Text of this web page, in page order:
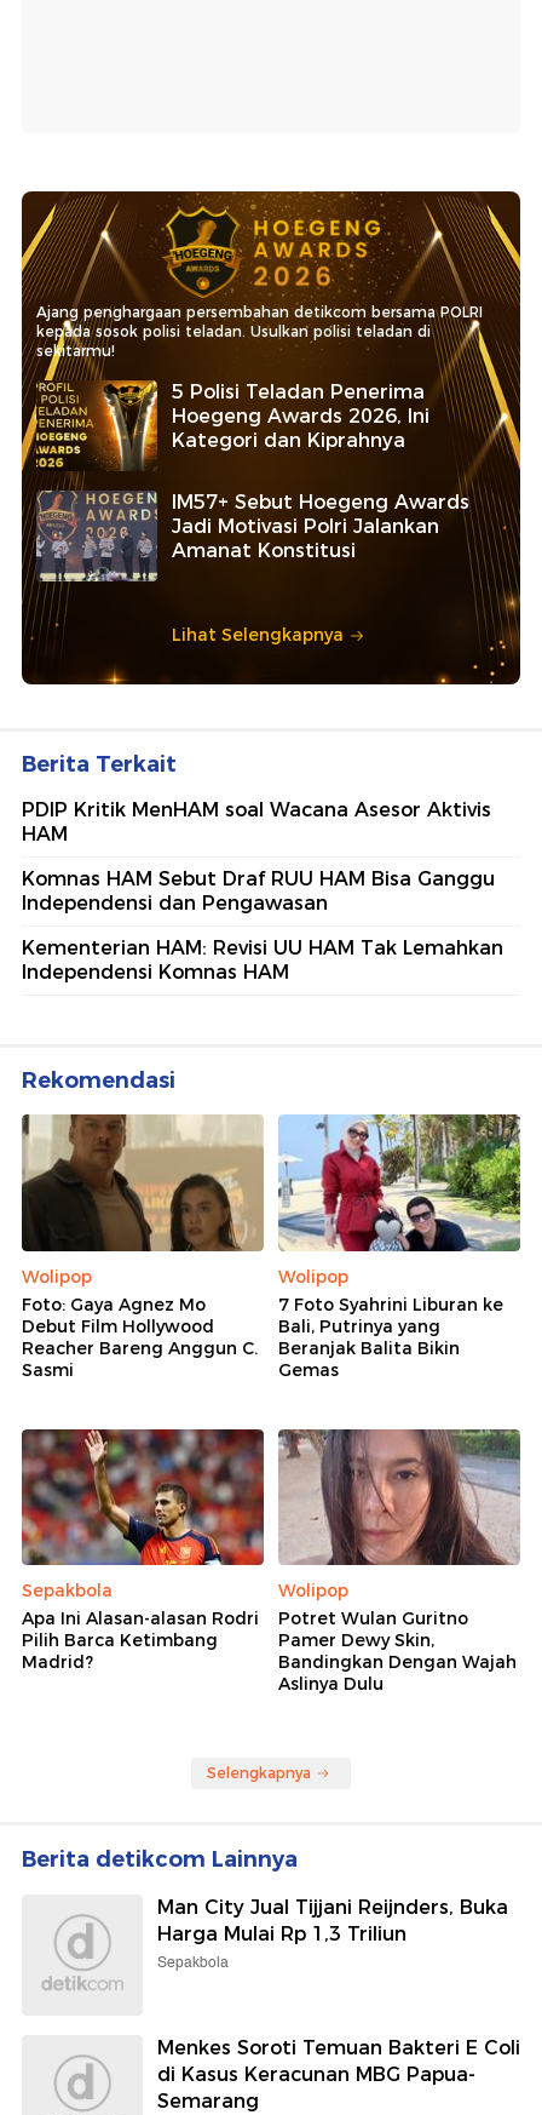
Ajang penghargaan persembahan detikcom bersama POLRI
kepada sosok polisi teladan. Usulkan polisi teladan di
sekitarmu!
5 Polisi Teladan Penerima
Hoegeng Awards 2026, Ini
Kategori dan Kiprahnya
IM57+ Sebut Hoegeng Awards
Jadi Motivasi Polri Jalankan
Amanat Konstitusi
Lihat Selengkapnya
Berita Terkait
PDIP Kritik MenHAM soal Wacana Asesor Aktivis
HAM
Komnas HAM Sebut Draf RUU HAM Bisa Ganggu
Independensi dan Pengawasan
Kementerian HAM: Revisi UU HAM Tak Lemahkan
Independensi Komnas HAM
Rekomendasi
Wolipop
Foto: Gaya Agnez Mo
Debut Film Hollywood
Reacher Bareng Anggun C.
Sasmi
Wolipop
7 Foto Syahrini Liburan ke
Bali, Putrinya yang
Beranjak Balita Bikin
Gemas
Sepakbola
Apa Ini Alasan-alasan Rodri
Pilih Barca Ketimbang
Madrid?
Wolipop
Potret Wulan Guritno
Pamer Dewy Skin,
Bandingkan Dengan Wajah
Aslinya Dulu
Selengkapnya
Berita detikcom Lainnya
Man City Jual Tijjani Reijnders, Buka
Harga Mulai Rp 1,3 Triliun
Sepakbola
Menkes Soroti Temuan Bakteri E Coli
di Kasus Keracunan MBG Papua-
Semarang